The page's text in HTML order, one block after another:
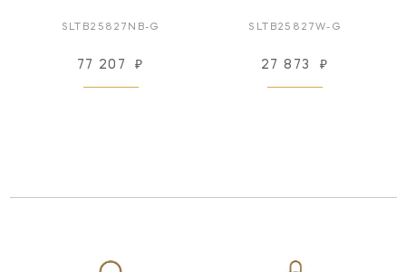
SLTB25827NB-G
77 207 ₽
SLTB25827W-G
27 873 ₽